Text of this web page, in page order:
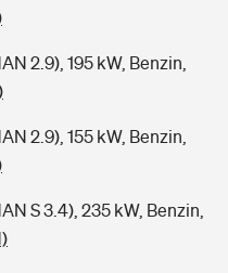
2.9), 195 kW, Benzin,
2.9), 155 kW, Benzin,
S 3.4), 235 kW, Benzin,